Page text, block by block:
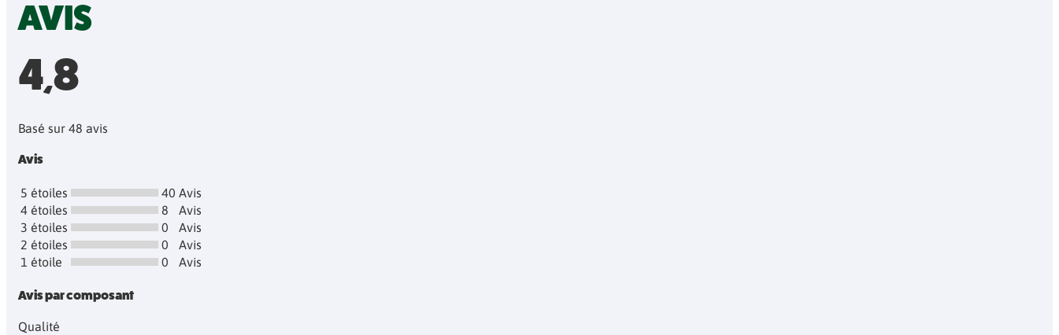
AVIS
4,8
Basé sur 48 avis
Avis
5 étoiles 40 Avis
4 étoiles
8
Avis
3 étoiles
0
Avis
2 étoiles
0
Avis
1 étoile
0 Avis
Avis par composant
Qualité